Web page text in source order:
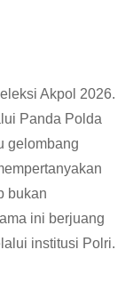
Akpol 2026.
Panda Polda
gelombang
bukan
ini berjuang
institusi Polri.